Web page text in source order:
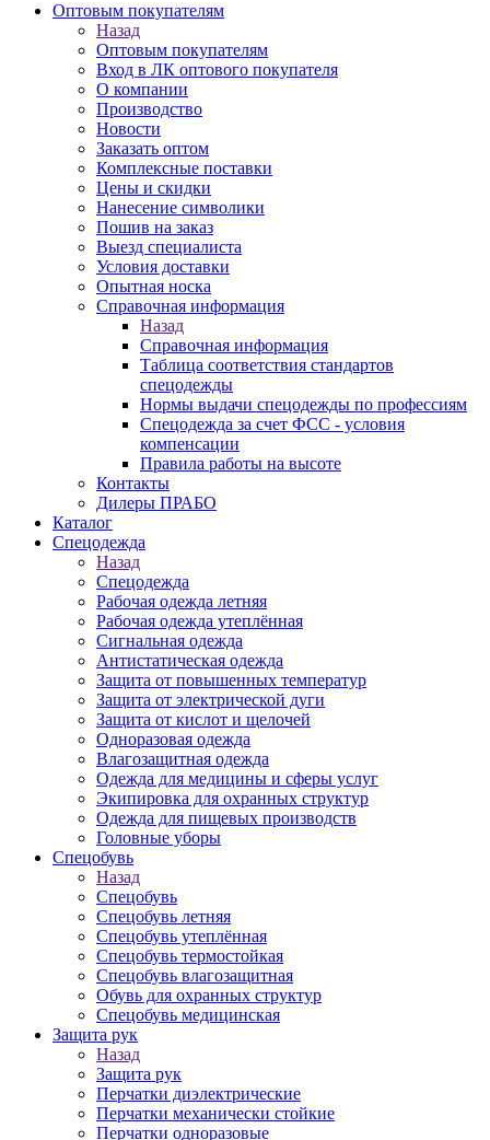
Оптовым покупателям
Назад
Оптовым покупателям
Вход в ЛК оптового покупателя
О компании
Производство
Новости
Заказать оптом
Комплексные поставки
Цены и скидки
Нанесение символики
Пошив на заказ
Выезд специалиста
Условия доставки
Опытная носка
Справочная информация
Назад
Справочная информация
Таблица соответствия стандартов
спецодежды
Нормы выдачи спецодежды по профессиям
Спецодежда за счет ФСС - условия
компенсации
Правила работы на высоте
Контакты
Дилеры ПРАБО
Каталог
Спецодежда
Назад
Спецодежда
Рабочая одежда летняя
Рабочая одежда утеплённая
Сигнальная одежда
Антистатическая одежда
Защита от повышенных температур
Защита от электрической дуги
Защита от кислот и щелочей
Одноразовая одежда
Влагозащитная одежда
Одежда для медицины и сферы услуг
Экипировка для охранных структур
Одежда для пищевых производств
Головные уборы
Спецобувь
Назад
Спецобувь
Спецобувь летняя
Спецобувь утеплённая
Спецобувь термостойкая
Спецобувь влагозащитная
Обувь для охранных структур
Спецобувь медицинская
Защита рук
Назад
Защита рук
Перчатки диэлектрические
Перчатки механически стойкие
Перчатки одноразовые